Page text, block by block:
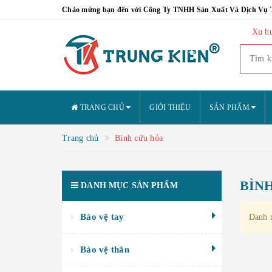
Chào mừng bạn đến với Công Ty TNHH Sản Xuất Và Dịch
Xu
TRANG CHỦ GIỚI THIỆU SẢN PHẨM
Trang chủ Bình cứu hỏa
Danh
DANH MỤC SẢN PHẨM
Bảo vệ tay
Bảo vệ thân